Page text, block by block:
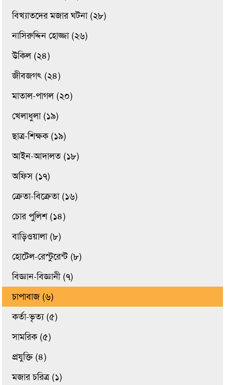
বিখ্যাতদের মজার ঘটনা (২৮)
নাসিরুদ্দিন হোজ্জা (২৬)
উকিল (২৪)
জীবজগৎ (২৪)
মাতাল-পাগল (২০)
খেলাধুলা (১৯)
ছাত্র-শিক্ষক (১৯)
আইন-আদালত (১৮)
অফিস (১৭)
ক্রেতা-বিক্রেতা (১৬)
চোর পুলিশ (১৪)
বাড়িওয়ালা (৮)
হোটেল-রেস্টুরেন্ট (৮)
বিজ্ঞান-বিজ্ঞানী (৭)
চাপাবাজ (৬)
কর্তা-ভৃত্য (৫)
সামরিক (৫)
প্রযুক্তি (৪)
মজার চরিত্র (১)